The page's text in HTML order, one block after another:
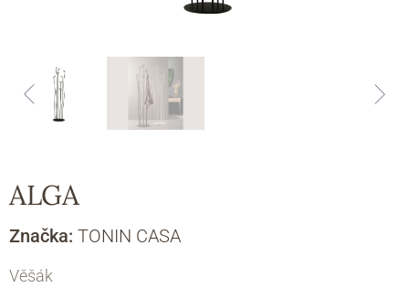
ALGA
Značka: TONIN CASA
Věšák